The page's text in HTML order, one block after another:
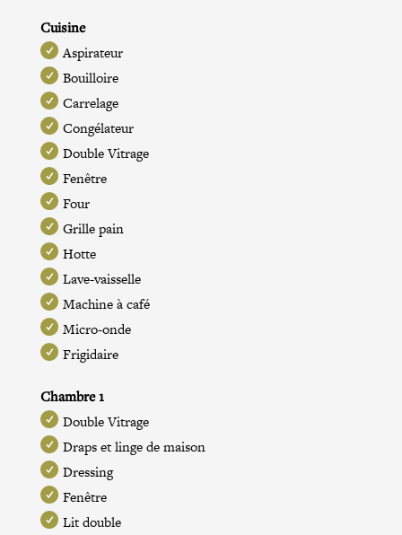
Cuisine
Aspirateur
Bouilloire
Carrelage
Congélateur
Double Vitrage
Fenêtre
Four
Grille pain
Hotte
Lave-vaisselle
Machine à café
Micro-onde
Frigidaire
Chambre 1
Double Vitrage
Draps et linge de maison
Dressing
Fenêtre
Lit double